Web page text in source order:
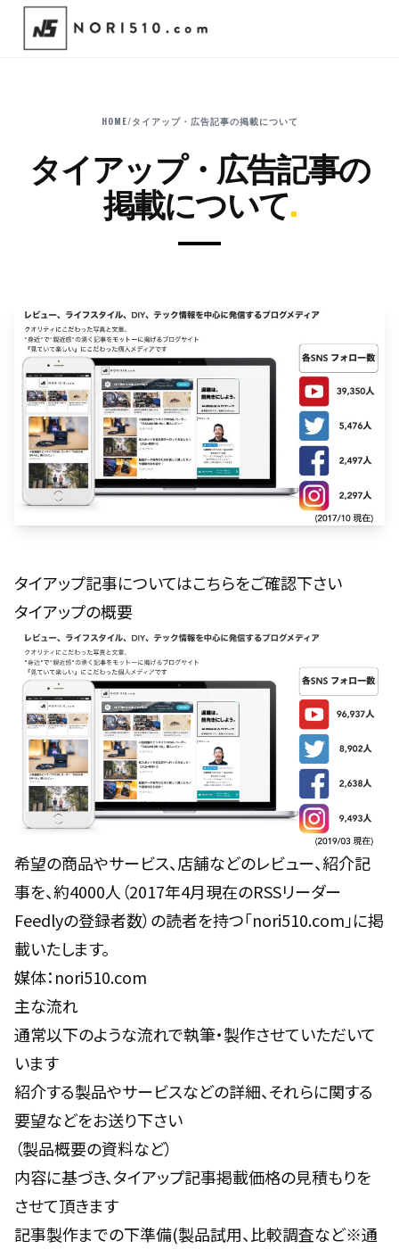
HOME/タイアップ・広告記事の掲載について
タイアップ・広告記事の
掲載について.
タイアップ記事についてはこちらをご確認下さい
タイアップの概要
希望の商品やサービス、店舗などのレビュー、紹介記
事を、約4000人（2017年4月現在のRSSリーダー
Feedlyの登録者数）の読者を持つ「nori510.com」に掲
載いたします。
媒体：nori510.com
主な流れ
通常以下のような流れで執筆・製作させていただいて
います
紹介する製品やサービスなどの詳細、それらに関する
要望などをお送り下さい
（製品概要の資料など）
内容に基づき、タイアップ記事掲載価格の見積もりを
させて頂きます
記事製作までの下準備(製品試用、比較調査など※通